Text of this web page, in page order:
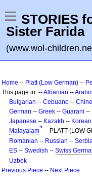
STORIES
Sister Farida
(www.wol-
Home -- Platt (Low German) --
This page in: --Albanian --Arabic
Bulgarian -- Cebuano --
German -- Greek -- Guarani --
Japanese -- Kazakh -- Korean
Malayalam? -- PLATT (LOW
Romanian -- Russian --
ES -- Swedish -- Swiss
Uzbek
Previous Piece -- Next Piece